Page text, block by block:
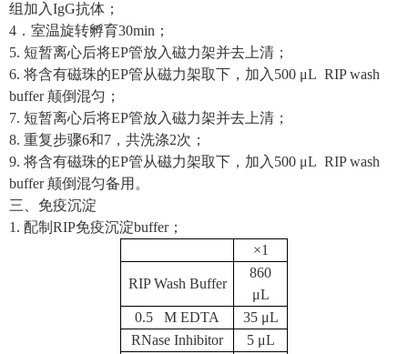
组加入IgG抗体；
4 ．室温旋转孵育30min ；
5. 短暂离心后将EP管放入磁力架并去上清；
6. 将含有磁珠的EP管从磁力架取下，加入500 μL RIP wash
buffer颠倒混匀；
7. 短暂离心后将EP管放入磁力架并去上清；
8. 重复步骤6和7 ，共洗涤2次；
9. 将含有磁珠的EP管从磁力架取下，加入500 μL RIP wash
buffer颠倒混匀备用。
三、免疫沉淀
1. 配制 RIP免疫沉淀buffer；
×1
RIP Wash Buffer
860
μL
0.5 M EDTA
35 μL
RNase Inhibitor
5 μL